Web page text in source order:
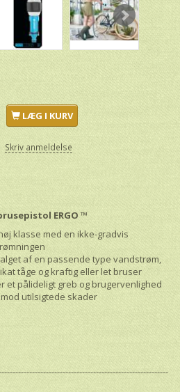
LÆG I KURV
Skriv anmeldelse
ERGO ™
klasse med en ikke-gradvis
af en passende type vandstrøm,
tåge og kraftig eller let bruser
et pålideligt greb og brugervenlighed
utilsigtede skader